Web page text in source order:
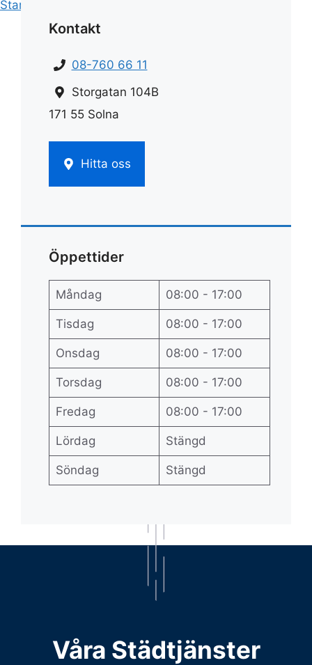
Start
Kontakt
08-760 66 11
Storgatan 104B
171 55 Solna
Hitta oss
Öppettider
Måndag 08:00 - 17:00
Tisdag 08:00 - 17:00
Onsdag 08:00 - 17:00
Torsdag 08:00 - 17:00
Fredag 08:00 - 17:00
Lördag Stängd
Söndag Stängd
Våra Städtjänster